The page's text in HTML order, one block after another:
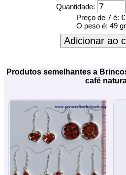
Quantidade:
Preço de 7 é:
O peso é: 49
Adicionar ao
Produtos semelhantes a
café